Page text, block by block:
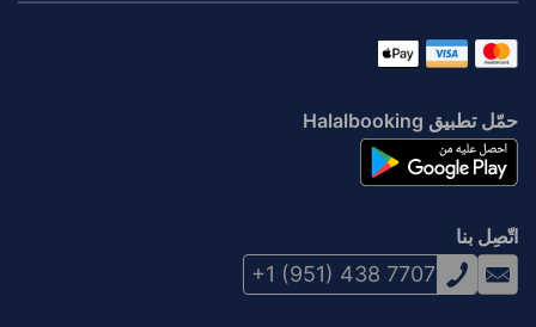
حمّل تطبيق Halalbooking
اتّصِل بنا
+1 (951) 438 7707